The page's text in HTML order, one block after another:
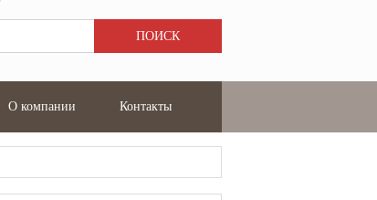
О компании Контакты